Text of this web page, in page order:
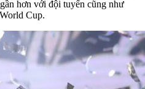
hơn với đội tuyển cũng như
Cup.